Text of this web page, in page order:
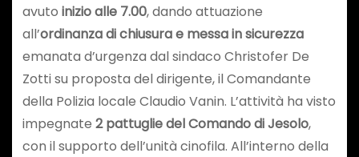
avuto inizio alle 7.00, dando attuazione
all’ordinanza di chiusura e messa in sicurezza
emanata d’urgenza dal sindaco Christofer De
Zotti su proposta del dirigente, il Comandante
della Polizia locale Claudio Vanin. L’attività ha visto
impegnate 2 pattuglie del Comando di Jesolo,
con il supporto dell’unità cinofila. All’interno della